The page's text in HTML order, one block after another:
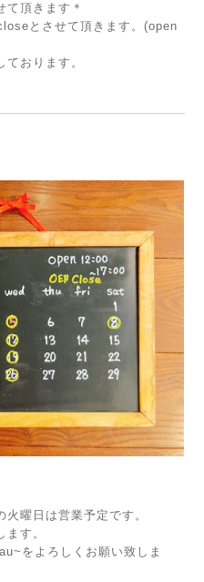
て頂きます＊
とさせて頂きます。(open
おります。
曜日は営業予定です。
す。
をよろしくお願い致しま